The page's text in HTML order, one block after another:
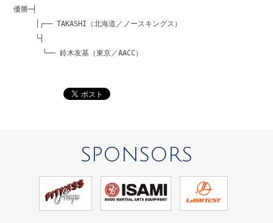
優勝─┤
│┌── TAKASHI（北海道／ノースキングス）
└┤
└── 鈴木友基（東京／AACC）
SPONSORS